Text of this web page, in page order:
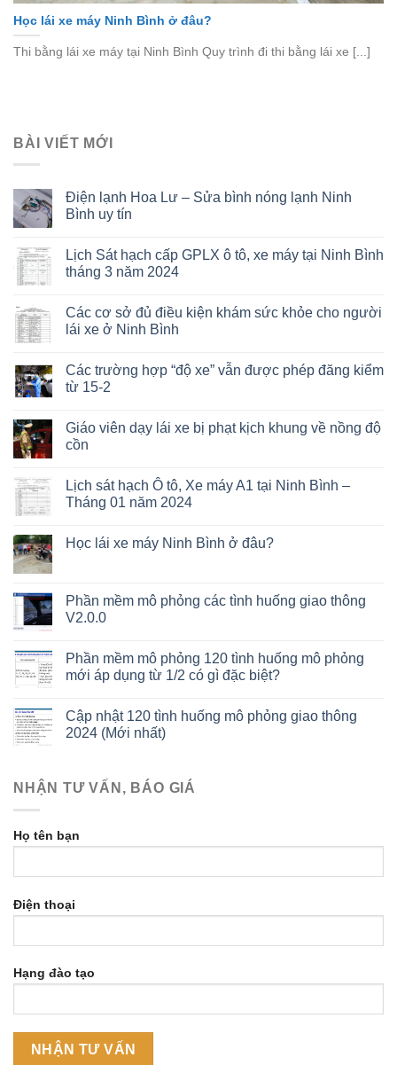
Học lái xe máy Ninh Bình ở đâu?
Thi bằng lái xe máy tại Ninh Bình Quy trình đi thi bằng lái xe [...]
BÀI VIẾT MỚI
Điện lạnh Hoa Lư – Sửa bình nóng lạnh Ninh
Bình uy tín
Lịch Sát hạch cấp GPLX ô tô, xe máy tại Ninh Bình
tháng 3 năm 2024
Các cơ sở đủ điều kiện khám sức khỏe cho người
lái xe ở Ninh Bình
Các trường hợp “độ xe” vẫn được phép đăng kiểm
từ 15-2
Giáo viên dạy lái xe bị phạt kịch khung về nồng độ
cồn
Lịch sát hạch Ô tô, Xe máy A1 tại Ninh Bình –
Tháng 01 năm 2024
Học lái xe máy Ninh Bình ở đâu?
Phần mềm mô phỏng các tình huống giao thông
V2.0.0
Phần mềm mô phỏng 120 tình huống mô phỏng
mới áp dụng từ 1/2 có gì đặc biệt?
Cập nhật 120 tình huống mô phỏng giao thông
2024 (Mới nhất)
NHẬN TƯ VẤN, BÁO GIÁ
Họ tên bạn
Điện thoại
Hạng đào tạo